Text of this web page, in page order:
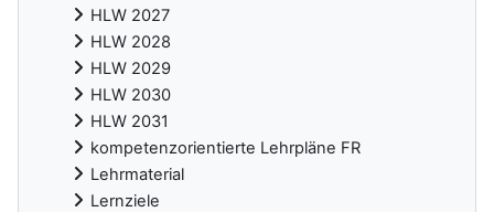
HLW 2027
HLW 2028
HLW 2029
HLW 2030
HLW 2031
kompetenzorientierte Lehrpläne FR
Lehrmaterial
Lernziele